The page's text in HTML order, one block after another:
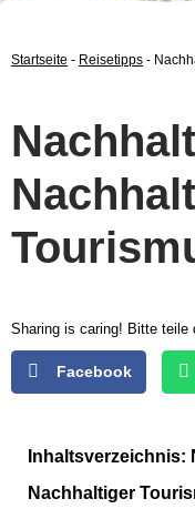
Startseite - Reisetipps -
Sharing is caring! Bitte teile
Facebook
Inhaltsverzeichnis:
Nachhaltiger